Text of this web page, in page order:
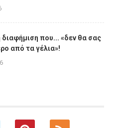
διαφήμιση που... «δεν θα σας
από τα γέλια»!